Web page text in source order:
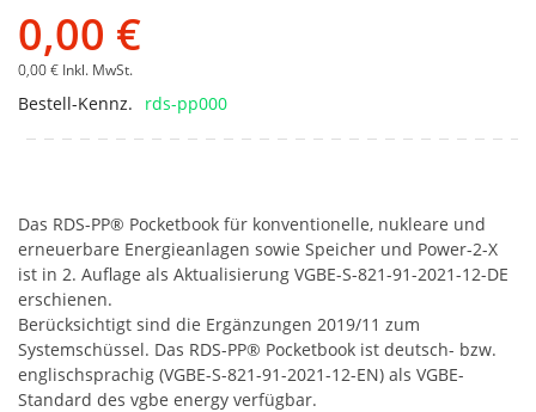
0,00 €
0,00 € Inkl. MwSt.
Bestell-Kennz. rds-pp000
Das RDS-PP® Pocketbook für konventionelle, nukleare und
erneuerbare Energieanlagen sowie Speicher und Power-2-X
ist in 2. Auflage als Aktualisierung VGBE-S-821-91-2021-12-DE
erschienen.
Berücksichtigt sind die Ergänzungen 2019/11 zum
Systemschüssel. Das RDS-PP® Pocketbook ist deutsch- bzw.
englischsprachig (VGBE-S-821-91-2021-12-EN) als VGBE-
Standard des vgbe energy verfügbar.